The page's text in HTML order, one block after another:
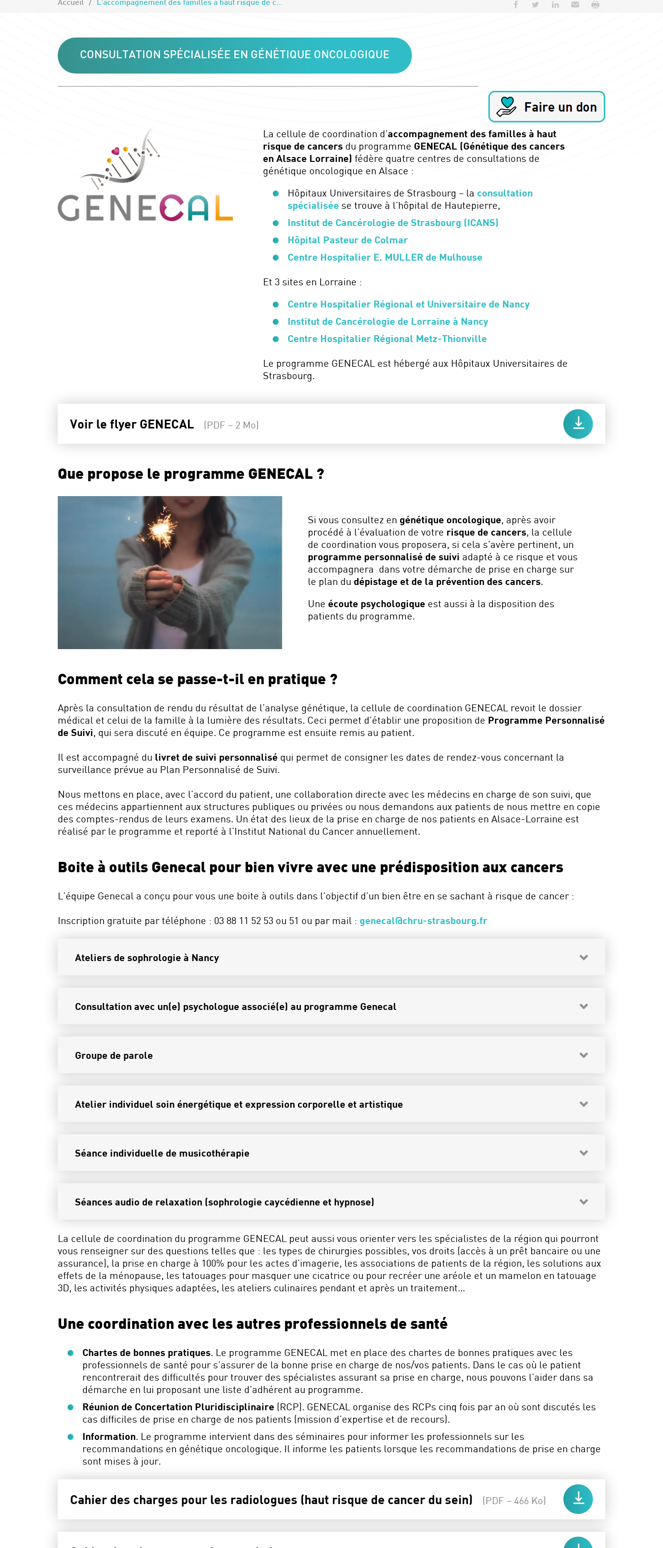
Accueil L’accompagnement des familles à haut risque de cancers – GENECAL Partager sur Facebook
Partager sur Twitter
Partager sur LinkedIn
Envoyer par e-mail
CONSULTATION SPÉCIALISÉE EN GÉNÉTIQUE ONCOLOGIQUE
La cellule de coordination d’accompagnement des familles à haut
risque de cancersdu programme GENECAL (Génétique des cancers
en Alsace Lorraine) fédère quatre centres de consultations de
génétique oncologique en Alsace :
Hôpitaux Universitaires de Strasbourg – la consultation
spécialisée se trouve à l’hôpital de Hautepierre,
Institut de Cancérologie de Strasbourg (ICANS)
Hôpital Pasteur de Colmar
Centre Hospitalier E. MULLER de Mulhouse
Et 3 sites en Lorraine :
Centre Hospitalier Régional et Universitaire de Nancy
Institut de Cancérologie de Lorraine à Nancy
Centre Hospitalier Régional Metz-Thionville
Le programme GENECAL est hébergé aux Hôpitaux Universitaires de
Strasbourg.
Voir le flyer GENECAL (PDF – 2 Mo)
Que propose le programme GENECAL ?
Si vous consultez en génétique oncologique, après avoir
procédé à l’évaluation de votre risque de cancers, la cellule
de coordination vous proposera, si cela s’avère pertinent, un
programme personnalisé de suivi adapté à ce risque et vous
accompagnera dans votre démarche de prise en charge sur
le plan du dépistage et de la prévention des cancers.
Une écoute psychologique est aussi à la disposition des
patients du programme.
Comment cela se passe-t-il en pratique ?
Après la consultation de rendu du résultat de l’analyse génétique, la cellule de coordination GENECAL revoit le dossier
médical et celui de la famille à la lumière des résultats. Ceci permet d’établir une proposition de Programme Personnalisé
de Suivi, qui sera discuté en équipe. Ce programme est ensuite remis au patient.
Il est accompagné du livret de suivi personnalisé qui permet de consigner les dates de rendez-vous concernant la
surveillance prévue au Plan Personnalisé de Suivi.
Nous mettons en place, avec l’accord du patient, une collaboration directe avec les médecins en charge de son suivi, que
ces médecins appartiennent aux structures publiques ou privées ou nous demandons aux patients de nous mettre en copie
des comptes-rendus de leurs examens. Un état des lieux de la prise en charge de nos patients en Alsace-Lorraine est
réalisé par le programme et reporté à l’Institut National du Cancer annuellement.
Boite à outils Genecal pour bien vivre avec une prédisposition aux cancers
L’équipe Genecal a conçu pour vous une boite à outils dans l’objectif d’un bien être en se sachant à risque de cancer :
Inscription gratuite par téléphone : 03 88 11 52 53 ou 51 ou par mail : genecal@chru-strasbourg.fr
Ateliers de sophrologie à Nancy
Consultation avec un(e) psychologue associé(e) au programme Genecal
Groupe de parole
Atelier individuel soin énergétique et expression corporelle et artistique
Séance individuelle de musicothérapie
Séances audio de relaxation (sophrologie caycédienne et hypnose)
La cellule de coordination du programme GENECAL peut aussi vous orienter vers les spécialistes de la région qui pourront
vous renseigner sur des questions telles que : les types de chirurgies possibles, vos droits (accès à un prêt bancaire ou une
assurance), la prise en charge à 100% pour les actes d’imagerie, les associations de patients de la région, les solutions aux
effets de la ménopause, les tatouages pour masquer une cicatrice ou pour recréer une aréole et un mamelon en tatouage
3D, les activités physiques adaptées, les ateliers culinaires pendant et après un traitement…
Une coordination avec les autres professionnels de santé
Chartes de bonnes pratiques. Le programme GENECAL met en place des chartes de bonnes pratiques avec les
professionnels de santé pour s’assurer de la bonne prise en charge de nos/vos patients. Dans le cas où le patient
rencontrerait des difficultés pour trouver des spécialistes assurant sa prise en charge, nous pouvons l’aider dans sa
démarche en lui proposant une liste d’adhérent au programme.
Réunion de Concertation Pluridisciplinaire (RCP). GENECAL organise des RCPs cinq fois par an où sont discutés les
cas difficiles de prise en charge de nos patients (mission d’expertise et de recours).
Information. Le programme intervient dans des séminaires pour informer les professionnels sur les
recommandations en génétique oncologique. Il informe les patients lorsque les recommandations de prise en charge
sont mises à jour.
Cahier des charges pour les radiologues (haut risque de cancer du sein) (PDF – 466 Ko)